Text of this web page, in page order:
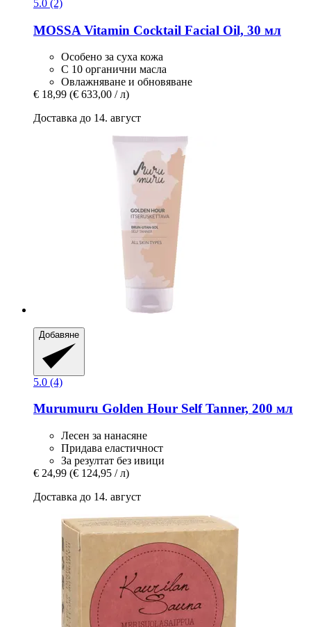
5.0 (2)
MOSSA Vitamin Cocktail Facial Oil, 30 мл
Особено за суха кожа
С 10 органични масла
Овлажняване и обновяване
€ 18,99 (€ 633,00 / л)
Доставка до 14. август
Добавяне
5.0 (4)
Murumuru Golden Hour Self Tanner, 200 мл
Лесен за нанасяне
Придава еластичност
За резултат без ивици
€ 24,99 (€ 124,95 / л)
Доставка до 14. август